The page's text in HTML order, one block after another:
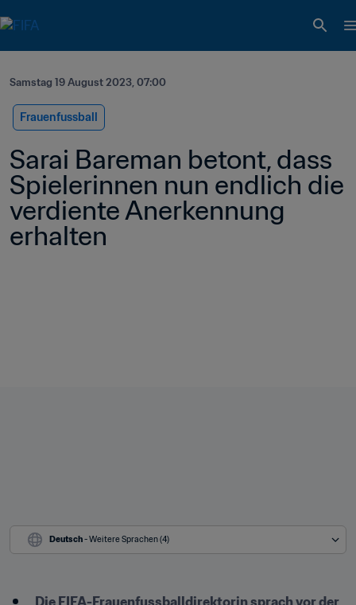
Samstag 19 August 2023, 07:00
Frauenfussball
Sarai Bareman betont, dass
Spielerinnen nun endlich die
verdiente Anerkennung
erhalten
Deutsch - Weitere Sprachen (4)
Die FIFA-Frauenfussballdirektorin sprach vor der